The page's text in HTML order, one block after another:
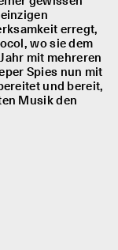
erregt,
wo sie dem
mit mehreren
Spies nun mit
und bereit,
Musik den